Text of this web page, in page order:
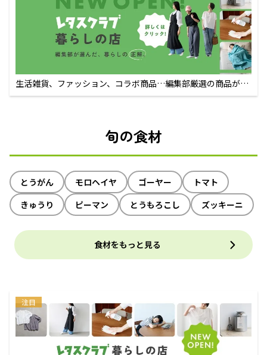
生活雑貨、ファッション、コラボ商品…編集部厳選の商品が買
えるECサイト
旬の食材
とうがん モロヘイヤ ゴーヤー
トマト
きゅうり
ピーマン とうもろこし ズッキーニ
食材をもっと見る
注目